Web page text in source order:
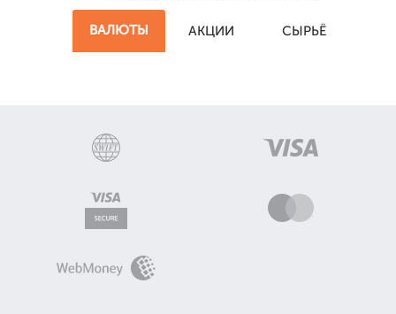
ВАЛЮТЫ АКЦИИ СЫРЬЁ